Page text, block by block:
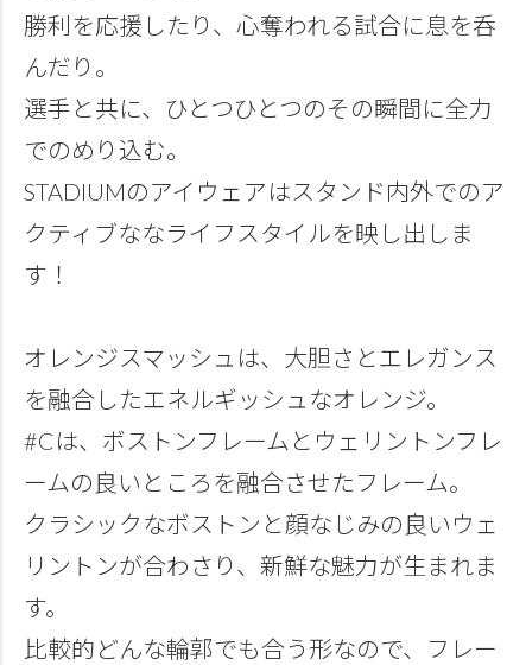
勝利を応援したり、心奪われる試合に息を呑
んだり。
選手と共に、ひとつひとつのその瞬間に全力
でのめり込む。
STADIUMのアイウェアはスタンド内外でのア
クティブななライフスタイルを映し出しま
す！
オレンジスマッシュは、大胆さとエレガンス
を融合したエネルギッシュなオレンジ。
#Cは、ボストンフレームとウェリントンフレ
ームの良いところを融合させたフレーム。
クラシックなボストンと顔なじみの良いウェ
リントンが合わさり、新鮮な魅力が生まれま
す。
比較的どんな輪郭でも合う形なので、フレー